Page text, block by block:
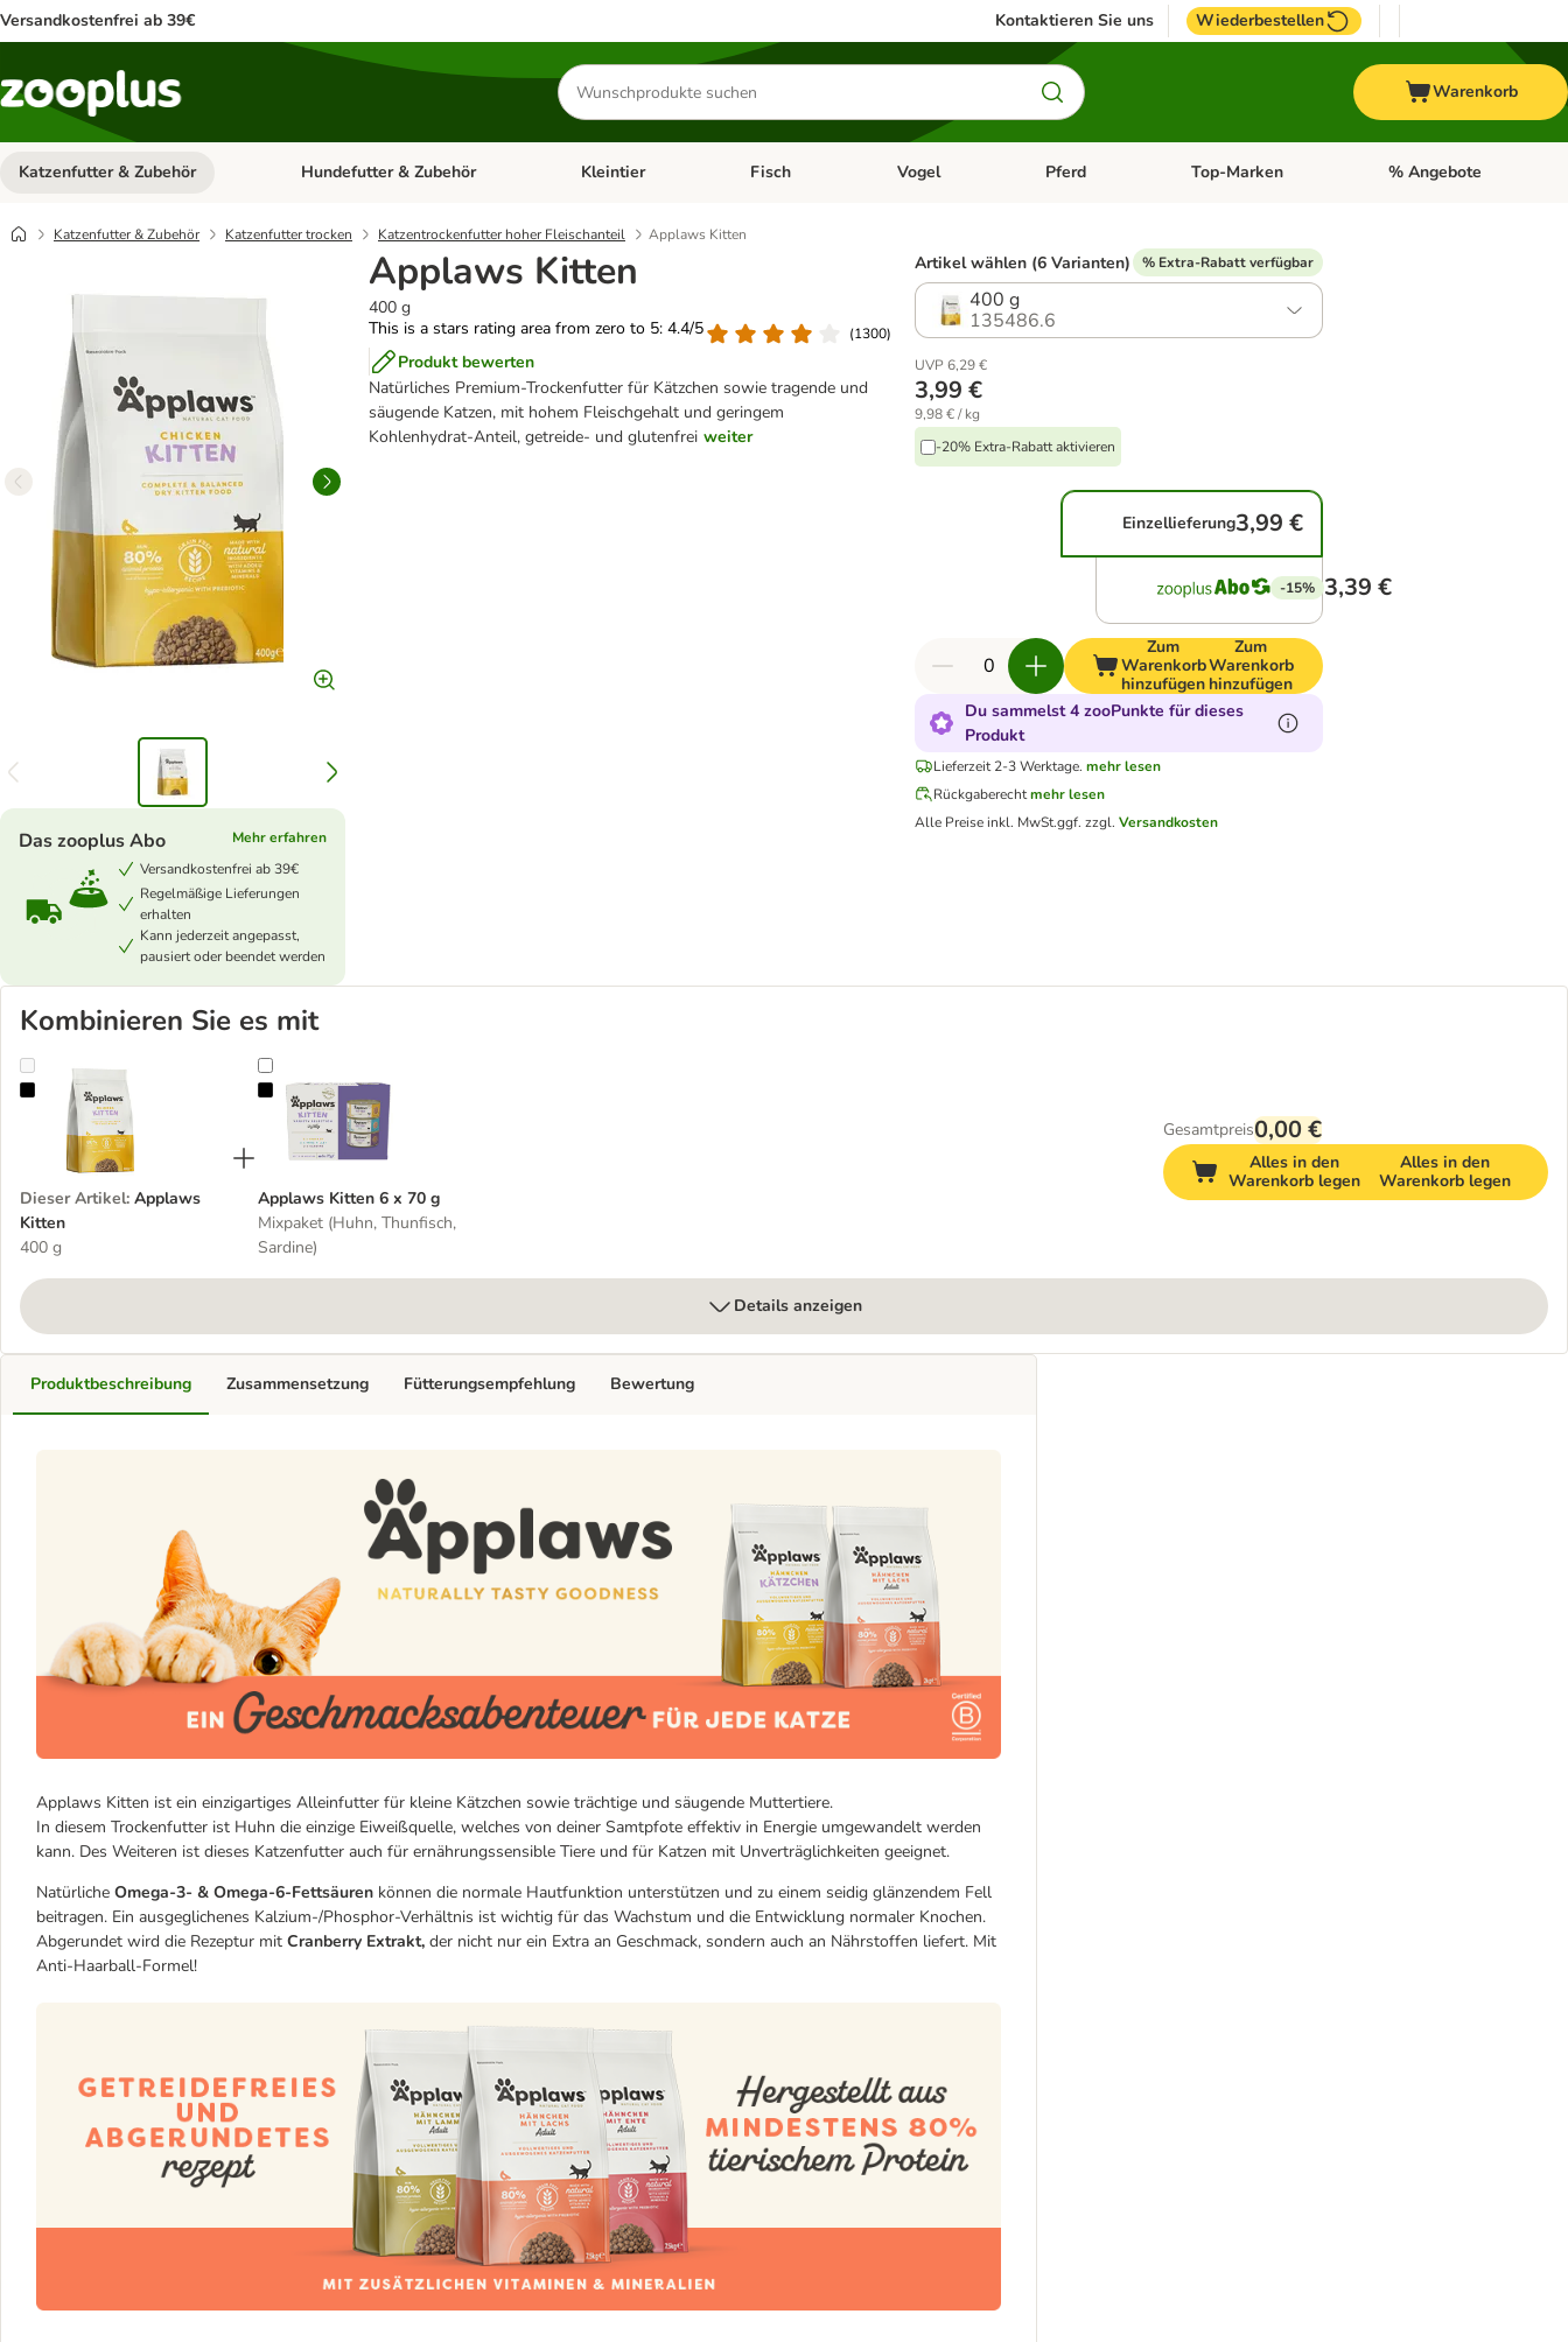
Versandkostenfrei ab 39€ Kontaktieren Sie uns Wiederbestellen
Produkte
suchen
Warenkorb
Katzenfutter & Zubehör Kategorie-Menü öffnen: Katzenfutter & Zubehör
Hundefutter & Zubehör Kategorie-Menü öffnen: Hundefutter & Zubehör
Kleintier Kategorie-Menü öffnen: Kleintier
Fisch Kategorie-Menü öffnen: Fisch
Vogel Kategorie-Menü öffnen: Vogel
Pferd Kategorie-Menü öffnen: Pferd
Top-Marken Kategorie-Menü öffnen:
% Angebote
Katzenfutter & Zubehör Katzenfutter trocken Katzentrockenfutter hoher Fleischanteil Applaws Kitten
Applaws Kitten
400 g
This is a stars rating area from zero to 5: 4.4/5
(1300)
Produkt bewerten
Natürliches Premium-Trockenfutter für Kätzchen sowie tragende und
säugende Katzen, mit hohem Fleischgehalt und geringem
Kohlenhydrat-Anteil, getreide- und glutenfrei weiter
Das zooplus Abo
Mehr erfahren
Versandkostenfrei ab 39€
Regelmäßige Lieferungen
erhalten
Kann jederzeit angepasst,
pausiert oder beendet werden
Artikel wählen (6 Varianten) % Extra-Rabatt verfügbar
400 g
135486.6
UVP 6,29 €
3,99 €
9,98 € / kg
-20% Extra-Rabatt aktivieren
Einzellieferung3,99 €
-15% 3,39 €
Zum
Warenkorb
hinzufügen
Zum
Warenkorb
hinzufügen
Du sammelst 4 zooPunkte für dieses
Produkt
Lieferzeit 2-3 Werktage. mehr lesen
Rückgaberecht mehr lesen
Alle Preise inkl. MwSt.ggf. zzgl. Versandkosten
Kombinieren Sie es mit
Applaws Kitten
Dieser Artikel: Applaws
Kitten
400 g
Applaws Kitten 6 x 70 g
Applaws Kitten 6 x 70 g
Mixpaket (Huhn, Thunfisch,
Sardine)
Gesamtpreis0,00 €
Alles in den
Warenkorb legen
Alles in den
Warenkorb legen
Details anzeigen
Produktbeschreibung
Applaws Kitten ist ein einzigartiges Alleinfutter für kleine Kätzchen sowie trächtige und säugende Muttertiere.
In diesem Trockenfutter ist Huhn die einzige Eiweißquelle, welches von deiner Samtpfote effektiv in Energie umgewandelt werden
kann. Des Weiteren ist dieses Katzenfutter auch für ernährungssensible Tiere und für Katzen mit Unverträglichkeiten geeignet.
Natürliche Omega-3- & Omega-6-Fettsäuren können die normale Hautfunktion unterstützen und zu einem seidig glänzendem Fell
beitragen. Ein ausgeglichenes Kalzium-/Phosphor-Verhältnis ist wichtig für das Wachstum und die Entwicklung normaler Knochen.
Abgerundet wird die Rezeptur mit Cranberry Extrakt, der nicht nur ein Extra an Geschmack, sondern auch an Nährstoffen liefert. Mit
Anti-Haarball-Formel!
Zusammensetzung Fütterungsempfehlung Bewertung